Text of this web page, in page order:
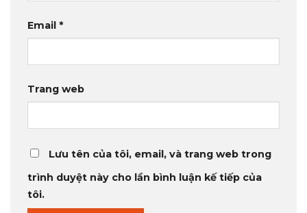
Email *
Trang web
Lưu tên của tôi, email, và trang web trong
trình duyệt này cho lần bình luận kế tiếp của
tôi.